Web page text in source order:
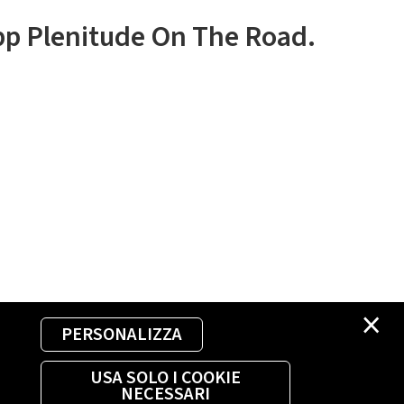
×
PERSONALIZZA
USA SOLO I COOKIE
NECESSARI
Plenitude On The Road.